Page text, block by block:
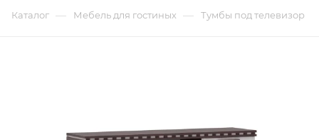
Каталог — Мебель для гостиных — Тумбы под телевизор